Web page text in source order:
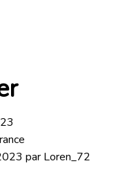
par Loren_72